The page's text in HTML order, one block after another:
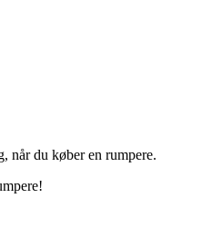
når du køber en rumpere.